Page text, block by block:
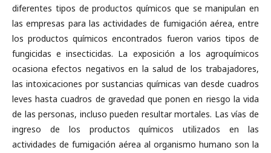
diferentes tipos de productos químicos que se manipulan en
las empresas para las actividades de fumigación aérea, entre
los productos químicos encontrados fueron varios tipos de
fungicidas e insecticidas. La exposición a los agroquímicos
ocasiona efectos negativos en la salud de los trabajadores,
las intoxicaciones por sustancias químicas van desde cuadros
leves hasta cuadros de gravedad que ponen en riesgo la vida
de las personas, incluso pueden resultar mortales. Las vías de
ingreso de los productos químicos utilizados en las
actividades de fumigación aérea al organismo humano son la